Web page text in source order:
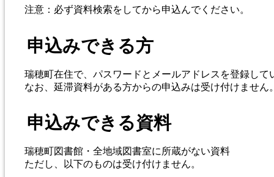
注意：必ず資料検索をしてから申込んでください。
申込みできる方
瑞穂町在住で、パスワードとメールアドレスを登録して
なお、延滞資料がある方からの申込みは受け付けません。
申込みできる資料
瑞穂町図書館・全地域図書室に所蔵がない資料
ただし、以下のものは受け付けません。